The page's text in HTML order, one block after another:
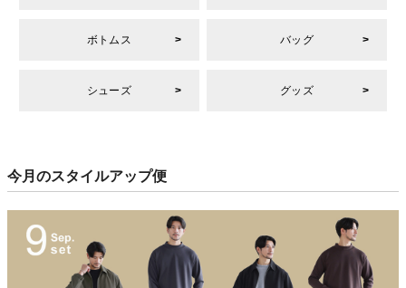
ボトムス バッグ
シューズ グッズ
今月のスタイルアップ便